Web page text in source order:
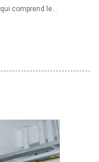
comprend le
de traitement
huile d'amande peut